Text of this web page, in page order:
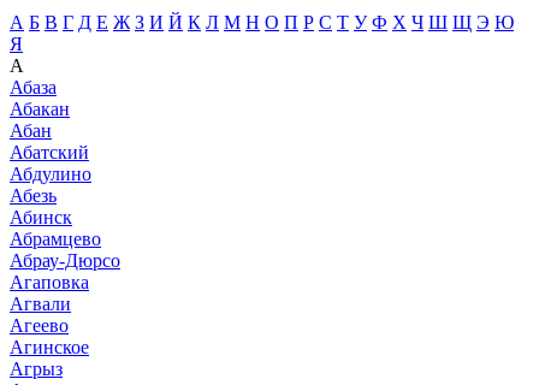
А Б В Г Д Е Ж З И Й К Л М Н О П Р С Т У Ф Х Ч Ш Щ Э Ю
Я
А
Абаза
Абакан
Абан
Абатский
Абдулино
Абезь
Абинск
Абрамцево
Абрау-Дюрсо
Агаповка
Агвали
Агеево
Агинское
Агрыз